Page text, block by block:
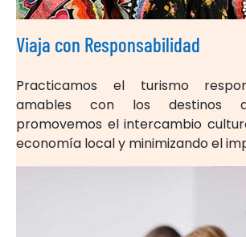
Viaja con Responsabilidad
Practicamos el turismo
amables con los destinos
promovemos el intercambio
economía local y minimizando el